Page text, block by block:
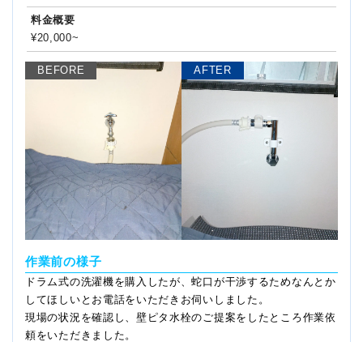
料金概要
¥20,000~
BEFORE AFTER
作業前の様子
ドラム式の洗濯機を購入したが、蛇口が干渉するためなんとか
してほしいとお電話をいただきお伺いしました。
現場の状況を確認し、壁ピタ水栓のご提案をしたところ作業依
頼をいただきました。